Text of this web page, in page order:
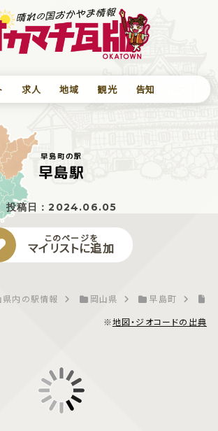
求人 地域 観光 告知
早島町の駅
早島駅
投稿日：2024.06.05
このページを
マイリストに追加
県内の駅情報 岡山県 早島町
※地図・ジオコードの出典